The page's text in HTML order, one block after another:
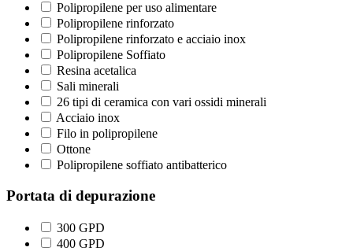
Polipropilene per uso alimentare
Polipropilene rinforzato
Polipropilene rinforzato e acciaio inox
Polipropilene Soffiato
Resina acetalica
Sali minerali
26 tipi di ceramica con vari ossidi minerali
Acciaio inox
Filo in polipropilene
Ottone
Polipropilene soffiato antibatterico
Portata di depurazione
300 GPD
400 GPD